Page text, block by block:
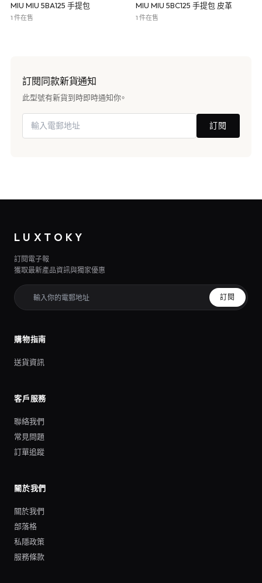
MIU MIU 5BA125 手提包
1 件在售
MIU MIU 5BC125 手提包 皮革
1 件在售
訂閱同款新貨通知
此型號有新貨到時即時通知你。
訂閱
LUXTOKY
訂閱電子報
獲取最新產品資訊與獨家優惠
訂閱
購物指南
送貨資訊
客戶服務
聯絡我們
常見問題
訂單追蹤
關於我們
關於我們
部落格
私隱政策
服務條款